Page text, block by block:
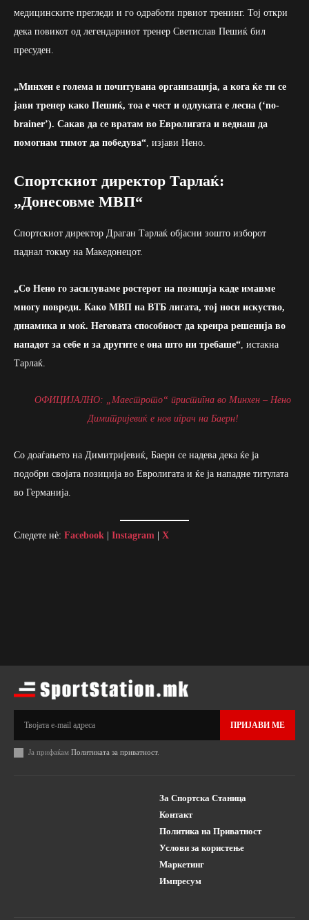
медицинските прегледи и го одработи првиот тренинг. Тој откри
дека повикот од легендарниот тренер Светислав Пешиќ бил
пресуден.
„Минхен е голема и почитувана организација, а кога ќе ти се
јави тренер како Пешиќ, тоа е чест и одлуката е лесна (‘no-
brainer’). Сакав да се вратам во Евролигата и веднаш да
помогнам тимот да победува“, изјави Нено.
Спортскиот директор Тарлаќ:
„Донесовме МВП“
Спортскиот директор Драган Тарлаќ објасни зошто изборот
паднал токму на Македонецот.
„Со Нено го засилуваме ростерот на позиција каде имавме
многу повреди. Како МВП на ВТБ лигата, тој носи искуство,
динамика и моќ. Неговата способност да креира решенија во
нападот за себе и за другите е она што ни требаше“, истакна
Тарлаќ.
ОФИЦИЈАЛНО: „Маестрото“ пристигна во Минхен – Нено
Димитријевиќ е нов играч на Баерн!
Со доаѓањето на Димитријевиќ, Баерн се надева дека ќе ја
подобри својата позиција во Евролигата и ќе ја нападне титулата
во Германија.
Следете нè: Facebook Instagram X
ПРИЈАВИ МЕ
Ја прифаќам Политиката за приватност.
За Спортска Станица
Контакт
Политика на Приватност
Услови за користење
Маркетинг
Импресум